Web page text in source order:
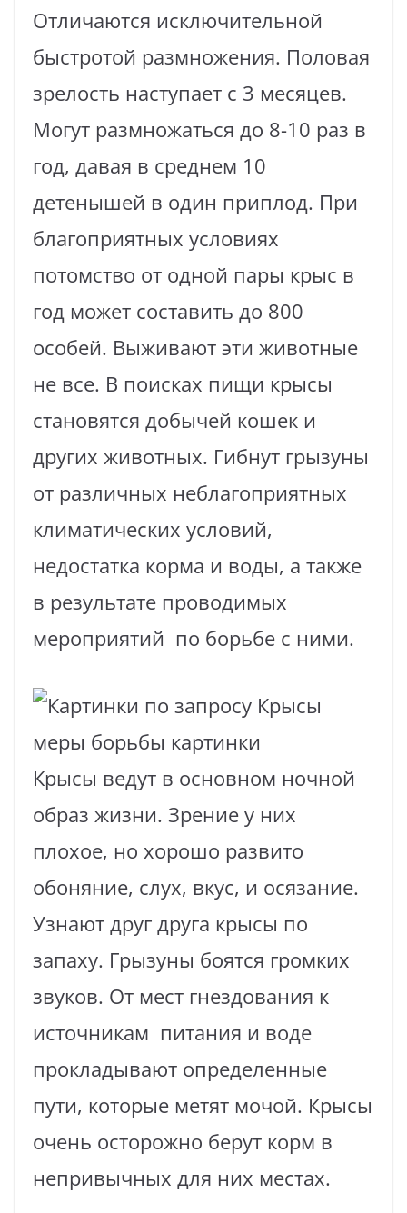
Отличаются исключительной
быстротой размножения. Половая
зрелость наступает с 3 месяцев.
Могут размножаться до 8-10 раз в
год, давая в среднем 10
детенышей в один приплод. При
благоприятных условиях
потомство от одной пары крыс в
год может составить до 800
особей. Выживают эти животные
не все. В поисках пищи крысы
становятся добычей кошек и
других животных. Гибнут грызуны
от различных неблагоприятных
климатических условий,
недостатка корма и воды, а также
в результате проводимых
мероприятий по борьбе с ними.
Крысы ведут в основном ночной
образ жизни. Зрение у них
плохое, но хорошо развито
обоняние, слух, вкус, и осязание.
Узнают друг друга крысы по
запаху. Грызуны боятся громких
звуков. От мест гнездования к
источникам питания и воде
прокладывают определенные
пути, которые метят мочой. Крысы
очень осторожно берут корм в
непривычных для них местах.